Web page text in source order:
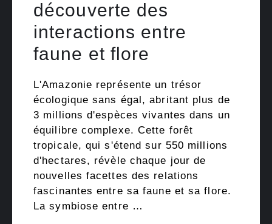
découverte des
interactions entre
faune et flore
L'Amazonie représente un trésor
écologique sans égal, abritant plus de
3 millions d'espèces vivantes dans un
équilibre complexe. Cette forêt
tropicale, qui s'étend sur 550 millions
d'hectares, révèle chaque jour de
nouvelles facettes des relations
fascinantes entre sa faune et sa flore.
La symbiose entre …